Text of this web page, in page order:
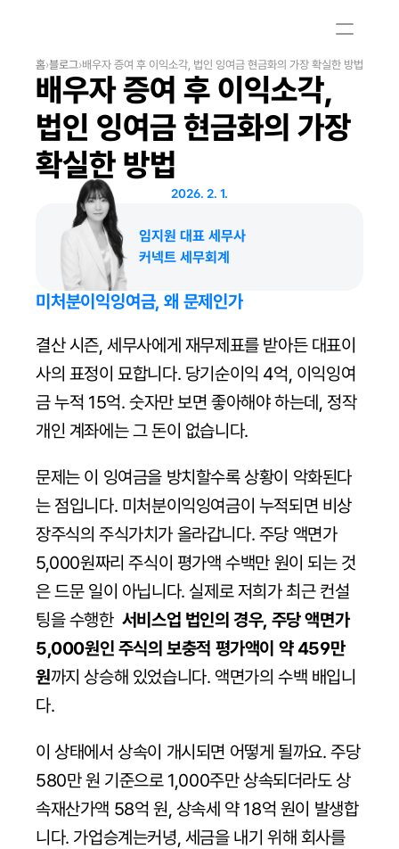
홈›블로그›배우자 증여 후 이익소각, 법인 잉여금 현금화의 가장 확실한 방법
배우자 증여 후 이익소각,
법인 잉여금 현금화의 가장
확실한 방법
2026. 2. 1.
임지원 대표 세무사
커넥트 세무회계
미처분이익잉여금, 왜 문제인가
결산 시즌, 세무사에게 재무제표를 받아든 대표이
사의 표정이 묘합니다. 당기순이익 4억, 이익잉여
금 누적 15억. 숫자만 보면 좋아해야 하는데, 정작
개인 계좌에는 그 돈이 없습니다.
문제는 이 잉여금을 방치할수록 상황이 악화된다
는 점입니다. 미처분이익잉여금이 누적되면 비상
장주식의 주식가치가 올라갑니다. 주당 액면가
5,000원짜리 주식이 평가액 수백만 원이 되는 것
은 드문 일이 아닙니다. 실제로 저희가 최근 컨설
팅을 수행한 서비스업 법인의 경우, 주당 액면가
5,000원인 주식의 보충적 평가액이 약 459만
원까지 상승해 있었습니다. 액면가의 수백 배입니
다.
이 상태에서 상속이 개시되면 어떻게 될까요. 주당
580만 원 기준으로 1,000주만 상속되더라도 상
속재산가액 58억 원, 상속세 약 18억 원이 발생합
니다. 가업승계는커녕, 세금을 내기 위해 회사를